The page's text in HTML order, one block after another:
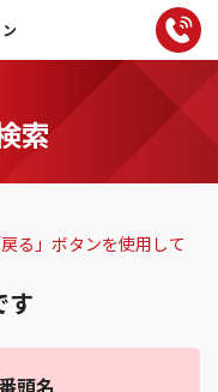
索
る」ボタンを使用して
す
頭名